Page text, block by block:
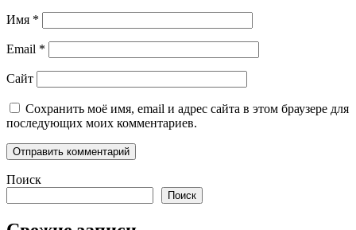
Имя *
Email *
Сайт
Сохранить моё имя, email и адрес сайта в этом браузере для
последующих моих комментариев.
Поиск
Поиск